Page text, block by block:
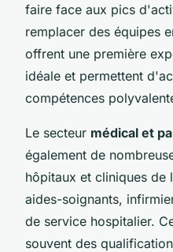
faire face aux pics
remplacer des équipes
offrent une première
idéale et permettent
compétences
Le secteur médical et
également de
hôpitaux et cliniques de
aides-soignants,
de service hospitalier.
souvent des